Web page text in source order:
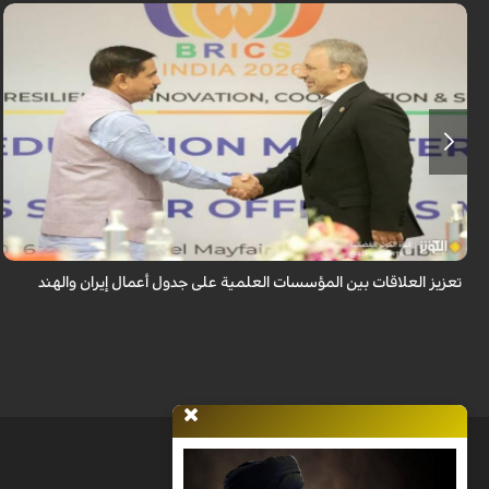
أكدت ايران والهند على تعزيز العلاقات بين مؤسساتهما العلمية، وذلك خلال لقاء
جمع القائم بأعمال وزير العلوم الإيراني مع وزير التعليم الهندي، على هامش الد...
تعزيز العلاقات بين المؤسسات العلمية على جدول أعمال إيران والهند